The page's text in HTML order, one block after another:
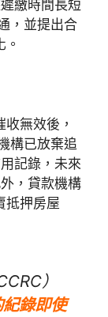
繳時間長短
，並提出合
無效後，
構已放棄追
記錄，未來
，貸款機構
抵押房屋
）
錄即使